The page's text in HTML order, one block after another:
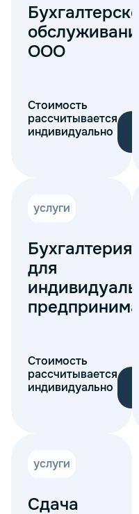
Бухгалтерское
обслуживание
ООО
Стоимость
рассчитывается
индивидуально
услуги
Бухгалтерия
для
Стоимость
рассчитывается
индивидуально
услуги
Сдача